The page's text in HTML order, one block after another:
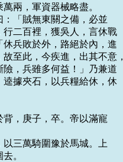
兩，軍資器械略盡。
：「賊無東關之備，必並
二百裡，獲吳人，言休戰
兵敗於外，路絕於內，進
至此，今疾進，出其不意，
，兵雖多何益！」乃兼道
據夾石，以兵糧給休，休
背，庚子，卒。帝以滿寵
以三萬騎圍豫於馬城。上
。